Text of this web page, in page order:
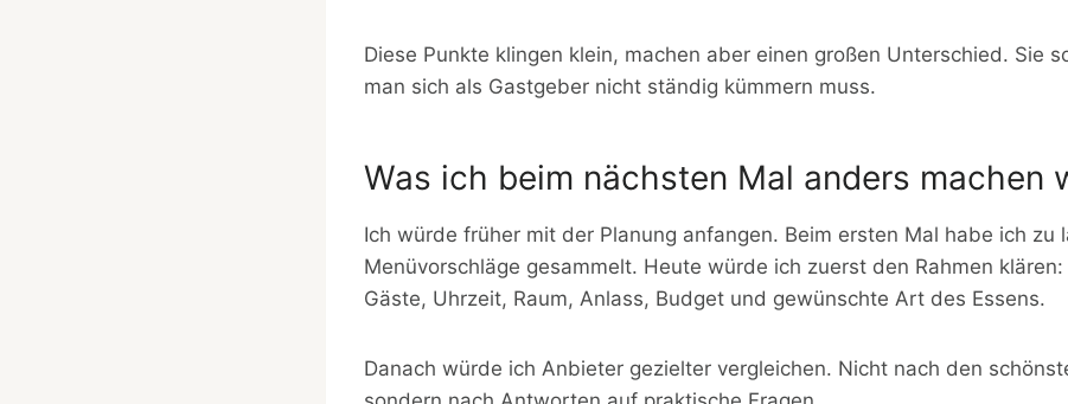
Diese Punkte klingen klein, machen aber einen großen Unterschied. Sie
man sich als Gastgeber nicht ständig kümmern muss.
Was ich beim nächsten Mal anders machen
Ich würde früher mit der Planung anfangen. Beim ersten Mal habe ich zu
Menüvorschläge gesammelt. Heute würde ich zuerst den Rahmen
Gäste, Uhrzeit, Raum, Anlass, Budget und gewünschte Art des Essens.
Danach würde ich Anbieter gezielter vergleichen. Nicht nach den